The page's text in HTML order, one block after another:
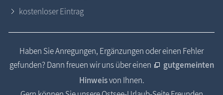
kostenloser Eintrag
Haben Sie Anregungen, Ergänzungen oder einen Fehler
gefunden? Dann freuen wir uns über einen
gutgemeinten
Hinweisvon Ihnen.